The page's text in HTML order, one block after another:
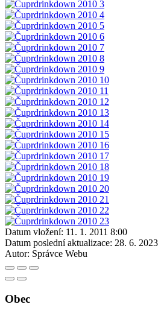
Datum vložení: 11. 1. 2011 8:00
Datum poslední aktualizace: 28. 6.
Autor: Správce Webu
Obec